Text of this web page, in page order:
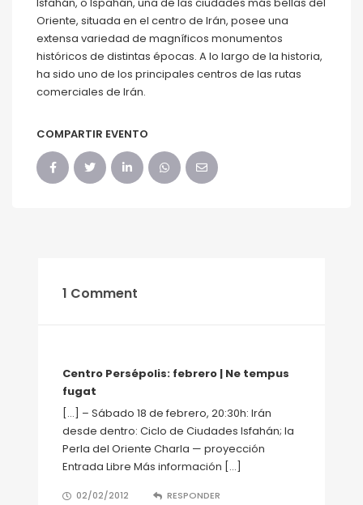
Oriente, situada en el centro de Irán, posee una
extensa variedad de magníficos monumentos
históricos de distintas épocas. A lo largo de la historia,
ha sido uno de los principales centros de las rutas
comerciales de Irán.
COMPARTIR EVENTO
1 Comment
Centro Persépolis: febrero | Ne tempus
fugat
[…] – Sábado 18 de febrero, 20:30h: Irán
desde dentro: Ciclo de Ciudades Isfahán; la
Perla del Oriente Charla — proyección
Entrada Libre Más información […]
02/02/2012 RESPONDER